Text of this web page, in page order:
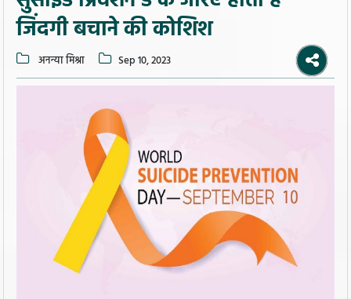
जिंदगी बचाने की कोशिश
अनन्या मिश्रा Sep 10, 2023